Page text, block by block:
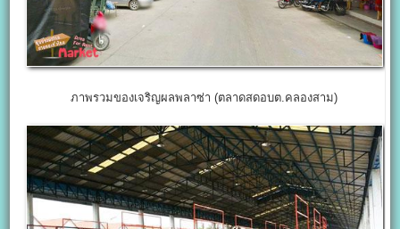
ภาพรวมของเจริญผลพลาซ่า (ตลาดสดอบต.คลองสาม)